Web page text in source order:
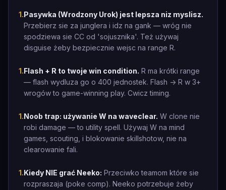
1.Pasywka (Wrodzony Urok) jest lepsza niz myslisz.
Przebierz sie za junglera i idz na gank — wróg nie
spodziewa sie CC od 'sojusznika'. Też używaj
disguise żeby bezpiecznie wejsc na range R.
1.Flash + R to twoje win condition. R ma krótki range
— flash wydluza go o 400 jednostek. Flash -> R w 3+
wrogów to game-winning play. Cwicz timing.
1.Noob trap: używanie W na waveclear. W clone nie
robi damage — to utility spell. Używaj W na mind
games, scouting, i blokowanie skillshotow, nie na
clearowanie fali.
1.Kiedy NIE grać Neeko: Przeciwko teamom które sie
rozpraszaja (poke comp). Neeko potrzebuje żeby